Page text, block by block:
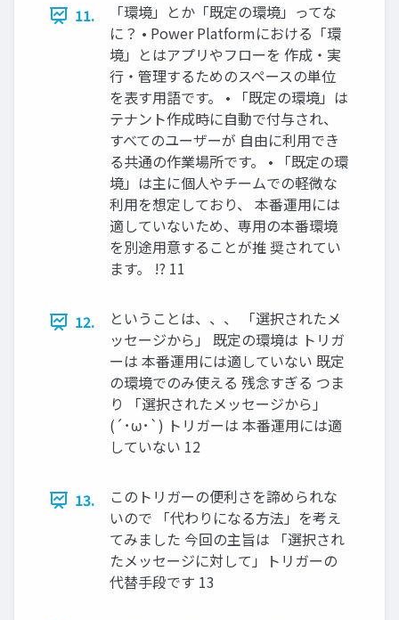
11.
「環境」とか「既定の環境」ってな
に？ • Power Platformにおける「環
境」とはアプリやフローを 作成・実
行・管理するためのスペースの単位
を表す用語です。 • 「既定の環境」は
テナント作成時に自動で付与され、
すべてのユーザーが 自由に利用でき
る共通の作業場所です。 • 「既定の環
境」は主に個人やチームでの軽微な
利用を想定しており、 本番運用には
適していないため、専用の本番環境
を別途用意することが推 奨されてい
ます。 !? 11
12.
ということは、、、 「選択されたメ
ッセージから」 既定の環境は トリガ
ーは 本番運用には適していない 既定
の環境でのみ使える 残念すぎる つま
り 「選択されたメッセージから」
(´･ω･`) トリガーは 本番運用には適
していない 12
13.
このトリガーの便利さを諦められな
いので 「代わりになる方法」を考え
てみました 今回の主旨は 「選択され
たメッセージに対して」トリガーの
代替手段です 13